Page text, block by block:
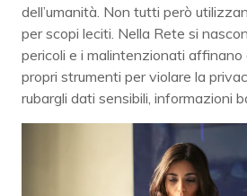
dell’umanità. Non tutti però
per scopi leciti. Nella Rete si
pericoli e i malintenzionati
propri strumenti per violare la
rubargli dati sensibili, informazioni